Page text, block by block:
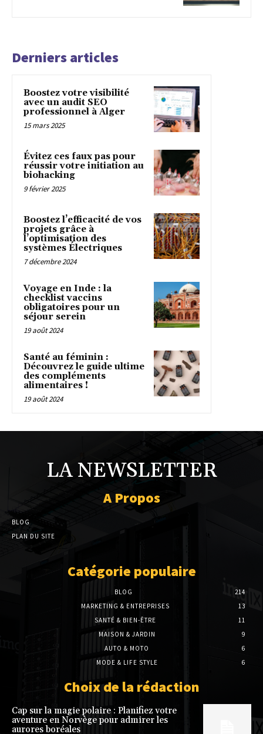
Derniers articles
Boostez votre visibilité
avec un audit SEO
professionnel à Alger
15 mars 2025
Évitez ces faux pas pour
réussir votre initiation au
biohacking
9 février 2025
Boostez l’efficacité de vos
projets grâce à
l’optimisation des
systèmes Électriques
7 décembre 2024
Voyage en Inde : la
checklist vaccins
obligatoires pour un
séjour serein
19 août 2024
Santé au féminin :
Découvrez le guide ultime
des compléments
alimentaires !
19 août 2024
LA NEWSLETTER
A Propos
BLOG
PLAN DU SITE
Catégorie populaire
BLOG
214
MARKETING & ENTREPRISES
13
SANTÉ & BIEN-ÊTRE
11
MAISON & JARDIN
9
AUTO & MOTO
6
MODE & LIFE STYLE
6
Choix de la rédaction
Cap sur la magie polaire : Planifiez votre
aventure en Norvège pour admirer les
aurores boréales